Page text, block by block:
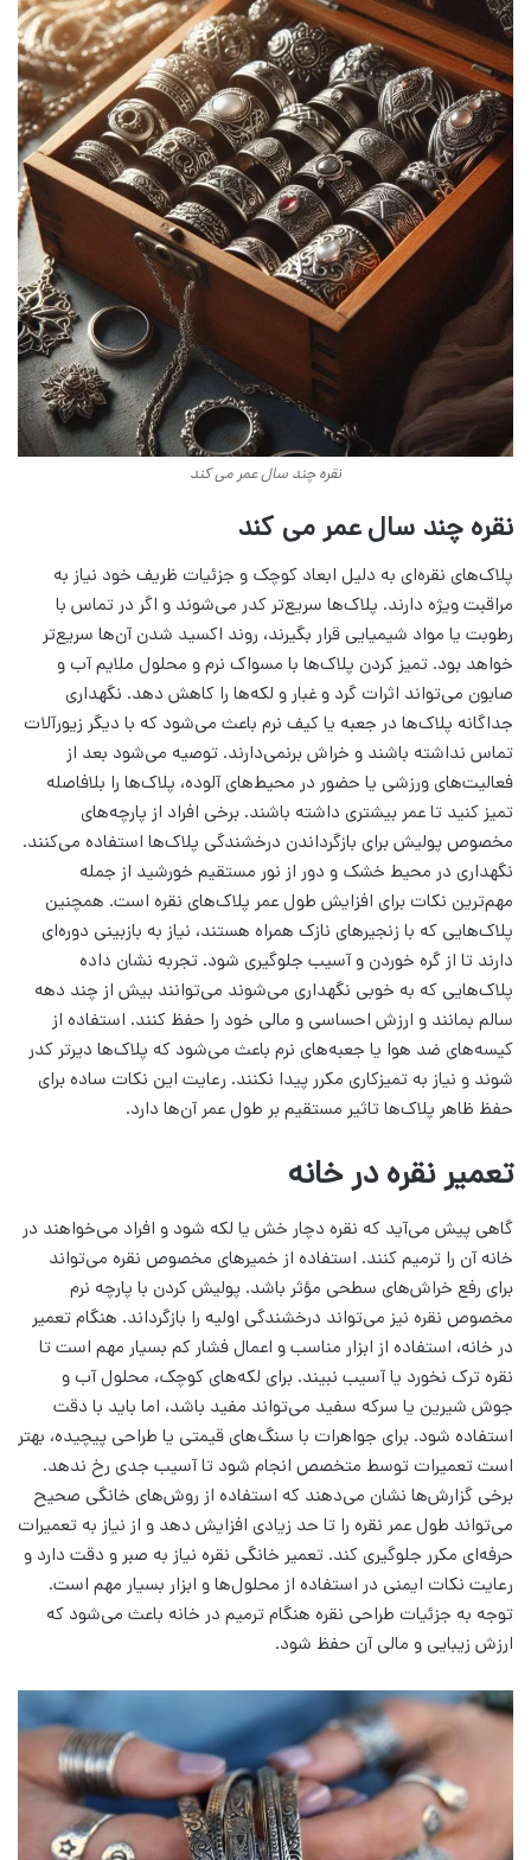
نقره چند سال عمر می کند
نقره چند سال عمر می کند
پلاک‌های نقره‌ای به دلیل ابعاد کوچک و جزئیات ظریف خود نیاز به
مراقبت ویژه دارند. پلاک‌ها سریع‌تر کدر می‌شوند و اگر در تماس با
رطوبت یا مواد شیمیایی قرار بگیرند، روند اکسید شدن آن‌ها سریع‌تر
خواهد بود. تمیز کردن پلاک‌ها با مسواک نرم و محلول ملایم آب و
صابون می‌تواند اثرات گرد و غبار و لکه‌ها را کاهش دهد. نگهداری
جداگانه پلاک‌ها در جعبه یا کیف نرم باعث می‌شود که با دیگر زیورآلات
تماس نداشته باشند و خراش برنمی‌دارند. توصیه می‌شود بعد از
فعالیت‌های ورزشی یا حضور در محیط‌های آلوده، پلاک‌ها را بلافاصله
تمیز کنید تا عمر بیشتری داشته باشند. برخی افراد از پارچه‌های
مخصوص پولیش برای بازگرداندن درخشندگی پلاک‌ها استفاده می‌کنند.
نگهداری در محیط خشک و دور از نور مستقیم خورشید از جمله
مهم‌ترین نکات برای افزایش طول عمر پلاک‌های نقره است. همچنین
پلاک‌هایی که با زنجیرهای نازک همراه هستند، نیاز به بازبینی دوره‌ای
دارند تا از گره خوردن و آسیب جلوگیری شود. تجربه نشان داده
پلاک‌هایی که به خوبی نگهداری می‌شوند می‌توانند بیش از چند دهه
سالم بمانند و ارزش احساسی و مالی خود را حفظ کنند. استفاده از
کیسه‌های ضد هوا یا جعبه‌های نرم باعث می‌شود که پلاک‌ها دیرتر کدر
شوند و نیاز به تمیزکاری مکرر پیدا نکنند. رعایت این نکات ساده برای
حفظ ظاهر پلاک‌ها تاثیر مستقیم بر طول عمر آن‌ها دارد.
تعمیر نقره در خانه
گاهی پیش می‌آید که نقره دچار خش یا لکه شود و افراد می‌خواهند در
خانه آن را ترمیم کنند. استفاده از خمیرهای مخصوص نقره می‌تواند
برای رفع خراش‌های سطحی مؤثر باشد. پولیش کردن با پارچه نرم
مخصوص نقره نیز می‌تواند درخشندگی اولیه را بازگرداند. هنگام تعمیر
در خانه، استفاده از ابزار مناسب و اعمال فشار کم بسیار مهم است تا
نقره ترک نخورد یا آسیب نبیند. برای لکه‌های کوچک، محلول آب و
جوش شیرین یا سرکه سفید می‌تواند مفید باشد، اما باید با دقت
استفاده شود. برای جواهرات با سنگ‌های قیمتی یا طراحی پیچیده، بهتر
است تعمیرات توسط متخصص انجام شود تا آسیب جدی رخ ندهد.
برخی گزارش‌ها نشان می‌دهند که استفاده از روش‌های خانگی صحیح
می‌تواند طول عمر نقره را تا حد زیادی افزایش دهد و از نیاز به تعمیرات
حرفه‌ای مکرر جلوگیری کند. تعمیر خانگی نقره نیاز به صبر و دقت دارد و
رعایت نکات ایمنی در استفاده از محلول‌ها و ابزار بسیار مهم است.
توجه به جزئیات طراحی نقره هنگام ترمیم در خانه باعث می‌شود که
ارزش زیبایی و مالی آن حفظ شود.